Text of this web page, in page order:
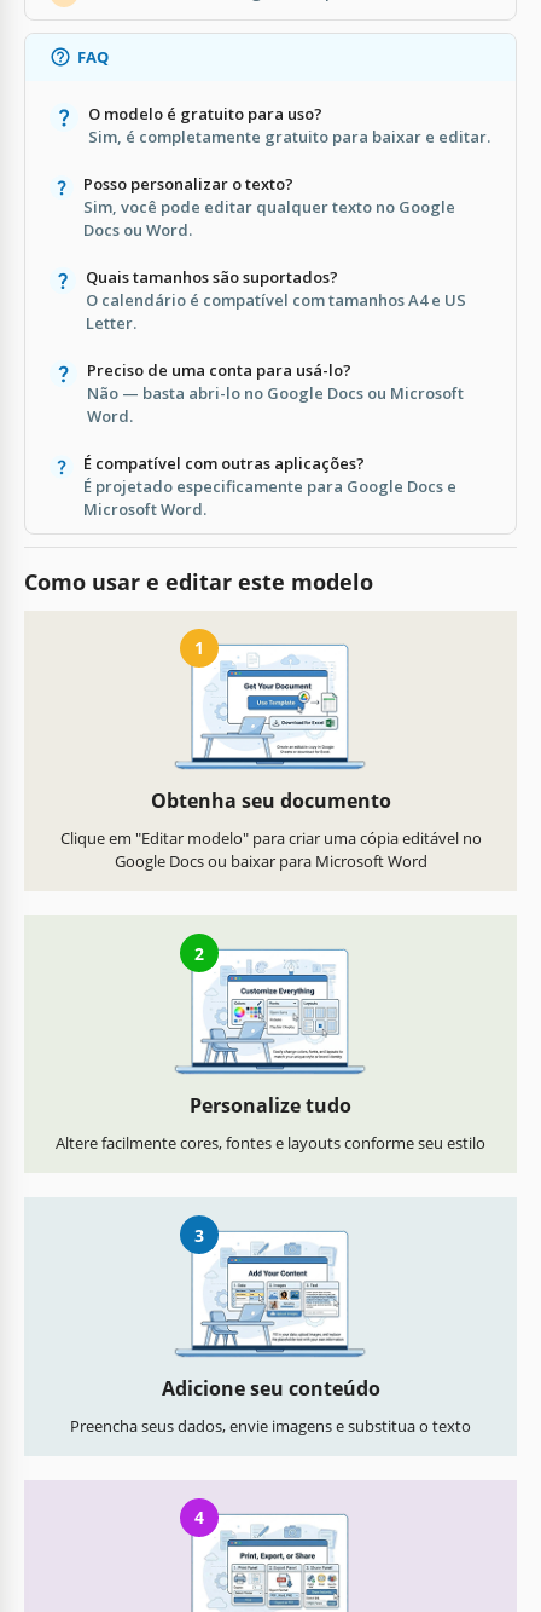
FAQ
O modelo é gratuito para uso?
Sim, é completamente gratuito para baixar e editar.
Posso personalizar o texto?
Sim, você pode editar qualquer texto no Google
Docs ou Word.
Quais tamanhos são suportados?
O calendário é compatível com tamanhos A4 e US
Letter.
Preciso de uma conta para usá-lo?
Não — basta abri-lo no Google Docs ou Microsoft
Word.
É compatível com outras aplicações?
É projetado especificamente para Google Docs e
Microsoft Word.
Como usar e editar este modelo
1
Obtenha seu documento
Clique em "Editar modelo" para criar uma cópia editável no
Google Docs ou baixar para Microsoft Word
2
Personalize tudo
Altere facilmente cores, fontes e layouts conforme seu estilo
3
Adicione seu conteúdo
Preencha seus dados, envie imagens e substitua o texto
4